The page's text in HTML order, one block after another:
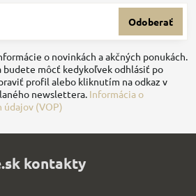
Odoberať
o novinkách a akčných ponukách.
budete môcť kedykoľvek odhlásiť po
profil alebo kliknutím na odkaz v
newslettera. Informácia o
údajov (VOP)
kontakty